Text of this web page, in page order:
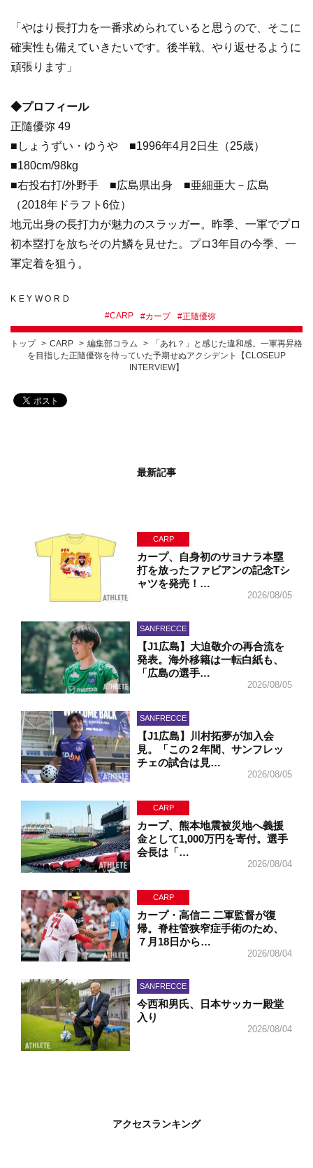
「やはり長打力を一番求められていると思うので、そこに
確実性も備えていきたいです。後半戦、やり返せるように
頑張ります」
◆プロフィール
正隨優弥 49
■しょうずい・ゆうや ■1996年4月2日生（25歳）
■180cm/98kg
■右投右打/外野手 ■広島県出身 ■亜細亜大－広島
（2018年ドラフト6位）
地元出身の長打力が魅力のスラッガー。昨季、一軍でプロ
初本塁打を放ちその片鱗を見せた。プロ3年目の今季、一
軍定着を狙う。
KEYWORD
#CARP #カープ #正隨優弥
トップ CARP 編集部コラム
「あれ？」と感じた違和感。一軍再昇格
を目指した正隨優弥を待っていた予期せぬアクシデント【CLOSEUP
INTERVIEW】
最新記事
CARP
カープ、自身初のサヨナラ本塁
打を放ったファビアンの記念Tシ
ャツを発売！…
2026/08/05
SANFRECCE
【J1広島】大迫敬介の再合流を
発表。海外移籍は一転白紙も、
「広島の選手…
2026/08/05
SANFRECCE
【J1広島】川村拓夢が加入会
見。「この２年間、サンフレッ
チェの試合は見…
2026/08/05
CARP
カープ、熊本地震被災地へ義援
金として1,000万円を寄付。選手
会長は「…
2026/08/04
CARP
カープ・高信二 二軍監督が復
帰。脊柱管狭窄症手術のため、
７月18日から…
2026/08/04
SANFRECCE
今西和男氏、日本サッカー殿堂
入り
2026/08/04
アクセスランキング